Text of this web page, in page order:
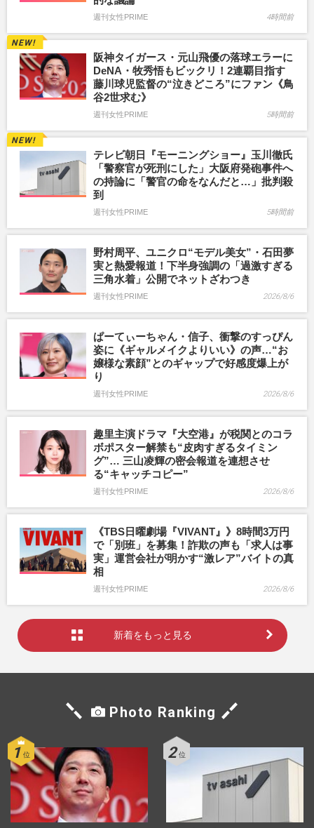
週刊女性PRIME 4時間前
阪神タイガース・元山飛優の落球エラーに
DeNA・牧秀悟もビックリ！2連覇目指す
藤川球児監督の“泣きどころ”にファン《鳥
谷2世求む》
週刊女性PRIME 5時間前
テレビ朝日『モーニングショー』玉川徹氏
「警察官が死刑にした」大阪府発砲事件へ
の持論に「警官の命をなんだと…」批判殺
到
週刊女性PRIME 5時間前
野村周平、ユニクロ“モデル美女”・石田夢
実と熱愛報道！下半身強調の「過激すぎる
三角水着」公開でネットざわつき
週刊女性PRIME 2026/8/6
ぱーてぃーちゃん・信子、衝撃のすっぴん
姿に《ギャルメイクよりいい》の声…“お
嬢様な素顔”とのギャップで好感度爆上が
り
週刊女性PRIME 2026/8/6
趣里主演ドラマ『大空港』が税関とのコラ
ボポスター解禁も“皮肉すぎるタイミン
グ”… 三山凌輝の密会報道を連想させ
る“キャッチコピー”
週刊女性PRIME 2026/8/6
《TBS日曜劇場『VIVANT』》8時間3万円
で「別班」を募集！詐欺の声も「求人は事
実」運営会社が明かす“激レア”バイトの真
相
週刊女性PRIME 2026/8/6
新着をもっと見る
Photo Ranking